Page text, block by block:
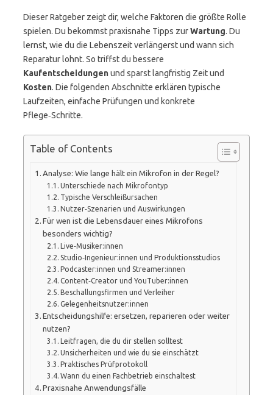
Dieser Ratgeber zeigt dir, welche Faktoren die größte Rolle
spielen. Du bekommst praxisnahe Tipps zurWartung. Du
lernst, wie du die Lebenszeit verlängerst und wann sich
Reparatur lohnt. So triffst du bessere
Kaufentscheidungenund sparst langfristig Zeit und
Kosten. Die folgenden Abschnitte erklären typische
Laufzeiten, einfache Prüfungen und konkrete
Pflege‑Schritte.
Table of Contents
Analyse: Wie lange hält ein Mikrofon in der Regel?
Unterschiede nach Mikrofontyp
Typische Verschleißursachen
Nutzer‑Szenarien und Auswirkungen
Für wen ist die Lebensdauer eines Mikrofons
besonders wichtig?
Live‑Musiker:innen
Studio‑Ingenieur:innen und Produktionsstudios
Podcaster:innen und Streamer:innen
Content‑Creator und YouTuber:innen
Beschallungsfirmen und Verleiher
Gelegenheitsnutzer:innen
Entscheidungshilfe: ersetzen, reparieren oder weiter
nutzen?
Leitfragen, die du dir stellen solltest
Unsicherheiten und wie du sie einschätzt
Praktisches Prüfprotokoll
Wann du einen Fachbetrieb einschaltest
Praxisnahe Anwendungsfälle